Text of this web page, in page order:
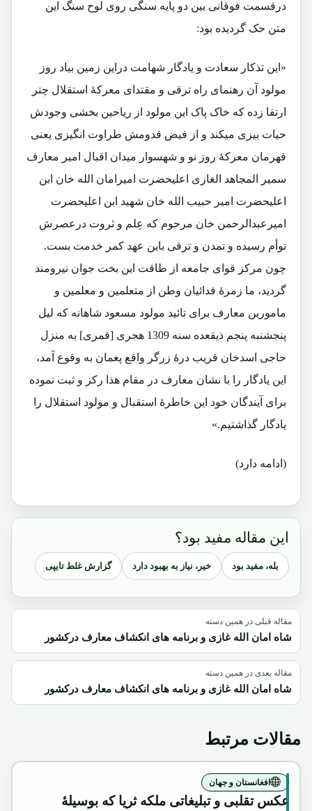
درقسمت فوقانی بین دو پایه سنگی روی لوح سنگ این
متن حک گردیده بود:
«این تذکار سعادت و یادگار شهامت دراین زمین بیاد روز
مولود آن رهنمای راه ترقی و مقتدای معرکۀ استقلال چتر
ارتقا زده که خاک پاک این مولود از ریاحین بخشی وجودش
حیات بیزی میکند و از فیض قدومش طراوت انگیزی یعنی
قهرمان معرکۀ روز نو و شهسوار میدان اقبال امیر معارف
سمیر المجاهد الغازی اعلیحضرت امیرامان الله خان ابن
اعلیحضرت امیر حبیب الله خان شهید ابن اعلیحضرت
امیرعبدالرحمن خان مرحوم که عِلم و ثروت درعصرش
توأم رسیده و تمدن و ترقی باین عهد کمر خدمت بست.
چون مرکز قوای جامعه از طاقت این بخت جوان نیرومند
گردید، ما زمرۀ فدائیان وطن از متعلمین و معلمین و
مامورین معارف برای تائید مولود مسعود شاهانه که لیل
پنجشنبه پنجم ذیقعده سنه 1309 هجری [قمری] به منزل
حاجی اسدخان قریب درۀ زرگر واقع پغمان به وقوع آمد،
این یادگار را با نشان معارف در مقام هذا رکز و ثبت نموده
برای آیندگان خود این خاطرۀ استقبال و مولود استقلال را
یادگار گذاشتیم.»
(ادامه دارد)
این مقاله مفید بود؟
بله، مفید بود خیر، نیاز به بهبود دارد گزارش غلط تایپی
مقاله قبلی در همین دسته
شاه امان الله غازی و برنامه های انکشاف معارف درکشور
مقاله بعدی در همین دسته
شاه امان الله غازی و برنامه های انکشاف معارف درکشور
مقالات مرتبط
افغانستان و جهان
عکس تقلبی و تبلیغاتی ملکه ثریا که بوسیلۀ